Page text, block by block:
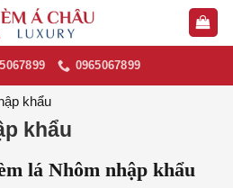
0965067899
khẩu
khẩu
lá Nhôm nhập khẩu